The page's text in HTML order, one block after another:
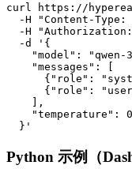
curl https://
-H "Content-Type:
-H
  -d '{
"model": "qwen-
    "messages": [
{"role":
{"role":
    ],
"temperature":
Python 示例（